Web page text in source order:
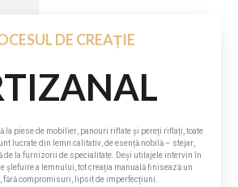
DE CREAȚIE
la piese de mobilier, panouri riflate și pereți riflați, toate
lucrate din lemn calitativ, de esență nobilă – stejar,
de la furnizorii de specialitate. Deși utilajele intervin în
șlefuire a lemnului, tot creația manuală finisează un
fără compromisuri, lipsit de imperfecțiuni.